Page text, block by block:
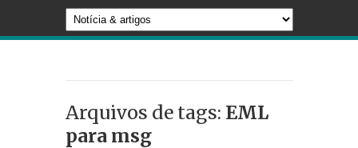
Arquivos de tags: EML
para msg